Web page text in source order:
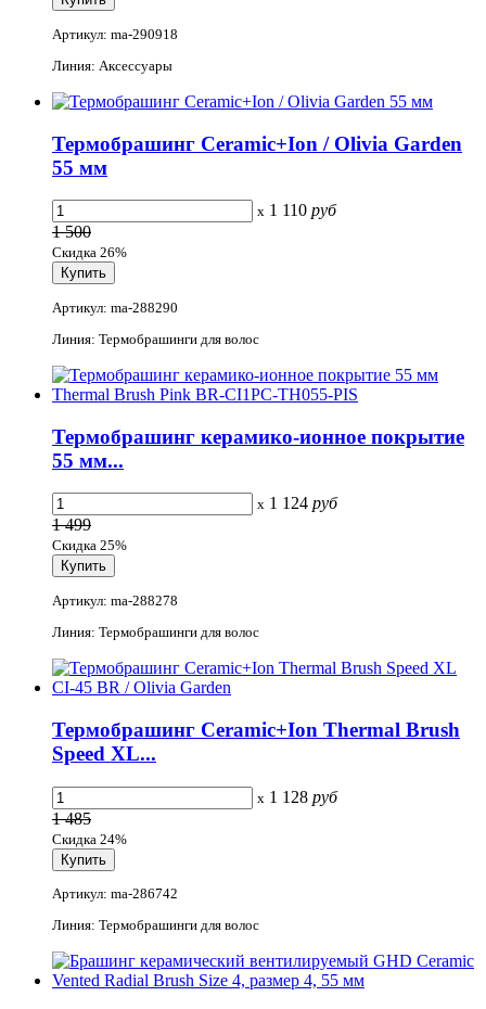
Артикул: ma-290918
Линия: Аксессуары
Термобрашинг Ceramic+Ion / Olivia Garden
55 мм
x 1 110 руб
1 500
Скидка 26%
Артикул: ma-288290
Линия: Термобрашинги для волос
Термобрашинг керамико-ионное покрытие
55 мм...
x 1 124 руб
1 499
Скидка 25%
Артикул: ma-288278
Линия: Термобрашинги для волос
Термобрашинг Ceramic+Ion Thermal Brush
Speed XL...
x 1 128 руб
1 485
Скидка 24%
Артикул: ma-286742
Линия: Термобрашинги для волос